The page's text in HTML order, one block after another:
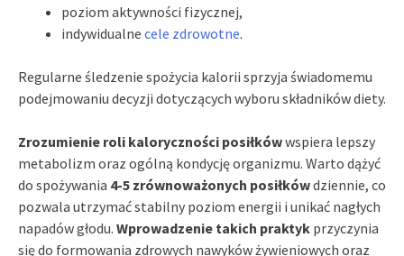
poziom aktywności fizycznej,
indywidualne cele zdrowotne.
Regularne śledzenie spożycia kalorii sprzyja świadomemu
podejmowaniu decyzji dotyczących wyboru składników diety.
Zrozumienie roli kaloryczności posiłkówwspiera lepszy
metabolizm oraz ogólną kondycję organizmu. Warto dążyć
do spożywania 4-5 zrównoważonych posiłkówdziennie, co
pozwala utrzymać stabilny poziom energii i unikać nagłych
napadów głodu. Wprowadzenie takich praktyk przyczynia
się do formowania zdrowych nawyków żywieniowych oraz